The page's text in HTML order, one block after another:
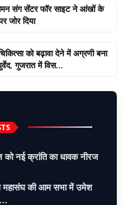
संग सेंटर फॉर साइट ने आंखों के
जोर दिया
को बढ़ावा देने में अग्रणी बना
गुजरात में विस...
को नई क्रांति का धावक नीरज
महासंघ की आम सभा में उमेश
…